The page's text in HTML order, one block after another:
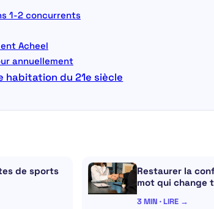
1-2 concurrents
Acheel
annuellement
habitation du 21e siècle
de sports
Restaurer la
mot qui change
3 MIN · LIRE →